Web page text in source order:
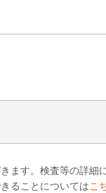
ます。検査等の詳細
ることについてはこ